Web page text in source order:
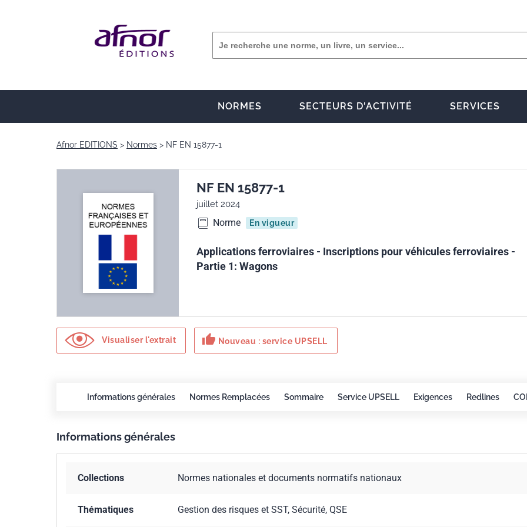
NORMES SECTEURS D'ACTIVITÉ SERVICES
Afnor EDITIONS Normes NF EN 15877-1
NF EN 15877-1
juillet 2024
Norme En vigueur
Applications ferroviaires - Inscriptions pour véhicules ferroviaires -
Partie 1: Wagons
Visualiser l'extrait thumb_up Nouveau : service UPSELL
Informations générales Normes Remplacées Sommaire Service UPSELL Exigences Redlines
Informations générales
Collections Normes nationales et documents normatifs nationaux
Thématiques Gestion des risques et SST, Sécurité, QSE